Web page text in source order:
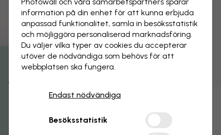
Få 15% rabatt
Photowall och våra samarbets­partners sparar
information på din enhet för att kunna erbjuda
anpassad funktionalitet, samla in besöks­statistik
och möjliggöra personaliserad marknads­föring.
Du väljer vilka typer av cookies du accepterar
utöver de nödvändiga som behövs för att
webbplatsen ska fungera.
Endast nödvändiga
Besöksstatistik